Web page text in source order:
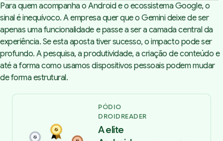
Para quem acompanha o Android e o ecossistema Google, o
sinal é inequívoco. A empresa quer que o Gemini deixe de ser
apenas uma funcionalidade e passe a ser a camada central da
experiência. Se esta aposta tiver sucesso, o impacto pode ser
profundo. A pesquisa, a produtividade, a criação de conteúdo e
até a forma como usamos dispositivos pessoais podem mudar
de forma estrutural.
PÓDIO
DROIDREADER
A elite